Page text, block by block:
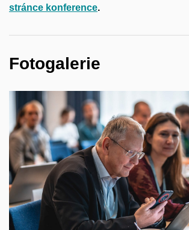
stránce konference.
Fotogalerie